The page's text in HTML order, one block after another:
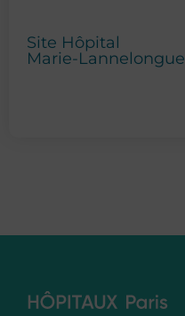
Site Hôpital
Marie-Lannelongue